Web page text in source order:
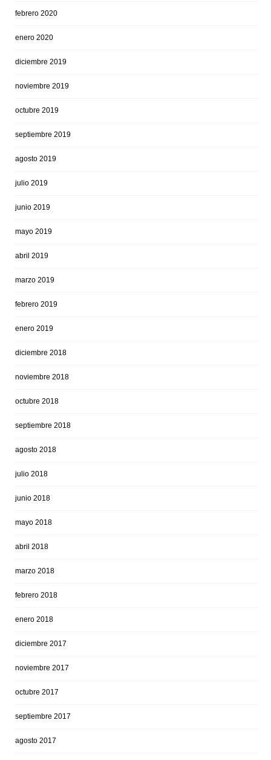
febrero 2020
enero 2020
diciembre 2019
noviembre 2019
octubre 2019
septiembre 2019
agosto 2019
julio 2019
junio 2019
mayo 2019
abril 2019
marzo 2019
febrero 2019
enero 2019
diciembre 2018
noviembre 2018
octubre 2018
septiembre 2018
agosto 2018
julio 2018
junio 2018
mayo 2018
abril 2018
marzo 2018
febrero 2018
enero 2018
diciembre 2017
noviembre 2017
octubre 2017
septiembre 2017
agosto 2017